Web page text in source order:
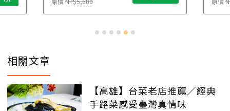
相關文章
【高雄】台菜老店推薦／經典
手路菜感受臺灣真情味